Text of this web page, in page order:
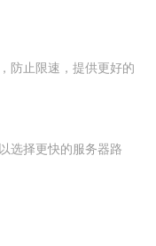
防止限速，提供更好的
选择更快的服务器路